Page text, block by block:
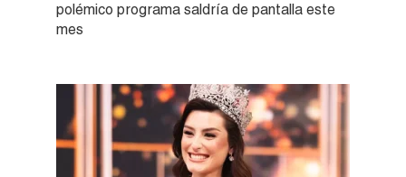
polémico programa saldría de pantalla este
mes